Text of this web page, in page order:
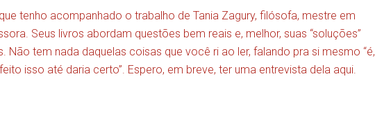
tenho acompanhado o trabalho de Tania Zagury, filósofa, mestre em
Seus livros abordam questões bem reais e, melhor, suas “soluções”
Não tem nada daquelas coisas que você ri ao ler, falando pra si mesmo “é,
isso até daria certo”. Espero, em breve, ter uma entrevista dela aqui.